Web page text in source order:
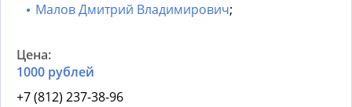
Малов Дмитрий Владимирович;
1000 рублей
+7 (812) 237-38-96